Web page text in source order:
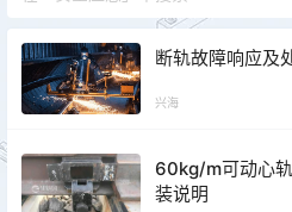
断轨故障响应及
兴海
60kg/m可动心
装说明